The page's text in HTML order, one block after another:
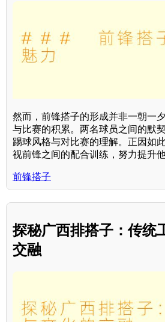
然而，前锋搭子的形成并非一朝一
与比赛的积累。两名球员之间的默
踢球风格与对比赛的理解。正因如
视前锋之间的配合训练，努力提升
前锋搭子
探秘广西排搭子：传统
交融